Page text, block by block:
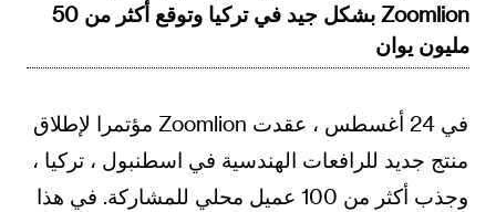
Zoomlion بشكل جيد في تركيا وتوقع أكثر من 50
مليون يوان
في 24 أغسطس ، عقدت Zoomlion مؤتمرا لإطلاق
منتج جديد للرافعات الهندسية في اسطنبول ، تركيا ،
وجذب أكثر من 100 عميل محلي للمشاركة. في هذا